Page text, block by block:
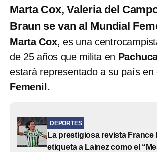
Marta Cox, Valeria del
Braun se van al Mundial
Marta Cox, es una
de 25 años que milita en
estará representado a su país en
Femenil.
DEPORTES
La prestigiosa revista France
etiqueta a Lainez como el